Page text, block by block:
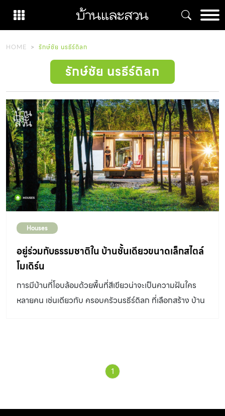
content
HOME รักษ์ชัย นรธีร์ดิลก
รักษ์ชัย นรธีร์ดิลก
Houses
อยู่ร่วมกับธรรมชาติใน บ้านชั้นเดียวขนาดเล็กสไตล์
โมเดิร์น
การมีบ้านที่โอบล้อมด้วยพื้นที่สีเขียวน่าจะเป็นความฝันใคร
หลายคน เช่นเดียวกับ ครอบครัวนรธีร์ดิลก ที่เลือกสร้าง บ้าน
1